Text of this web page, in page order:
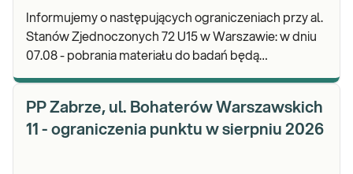
Informujemy o następujących ograniczeniach przy al.
Stanów Zjednoczonych 72 U15 w Warszawie: w dniu
07.08 - pobrania materiału do badań będą
PP Zabrze, ul. Bohaterów Warszawskich
11 - ograniczenia punktu w sierpniu 2026